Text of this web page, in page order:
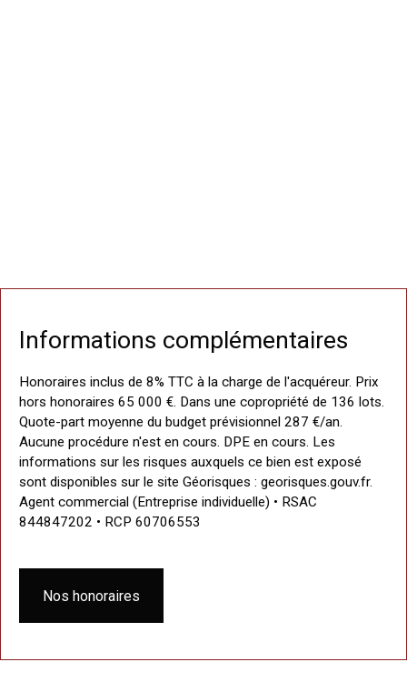
Informations complémentaires
Honoraires inclus de 8% TTC à la charge de l'acquéreur. Prix
hors honoraires 65 000 €. Dans une copropriété de 136 lots.
Quote-part moyenne du budget prévisionnel 287 €/an.
Aucune procédure n'est en cours. DPE en cours. Les
informations sur les risques auxquels ce bien est exposé
sont disponibles sur le site Géorisques : georisques.gouv.fr.
Agent commercial (Entreprise individuelle) • RSAC
844847202 • RCP 60706553
Nos honoraires